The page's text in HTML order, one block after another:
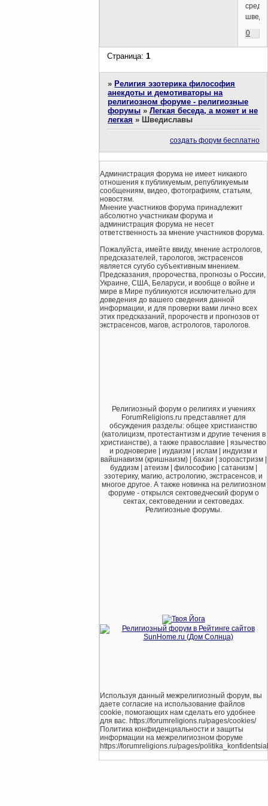
среди
0
Страница:1
»Религия эзотерика философия
анекдоты и демотиваторы на
религиозном форуме - религиозные
форумы »Легкая беседа, а может и не
легкая »Шведиславы
создать форум бесплатно
Администрация форума не имеет никакого
отношения к публикуемым, републикуемым
сообщениям, видео, фотографиям, статьям,
новостям.
Мнение участников форума принадлежит
абсолютно участникам форума и
администрация форума не несет
ответственность за мнение участников форума.
Пожалуйста, имейте ввиду, мнение астрологов,
предсказателей, тарологов, экстрасенсов
является сугубо субъективным мнением.
Предсказания, пророчества, прогнозы о России,
Украине, США, Беларуси, и вообще о войне и
мире в Мире публикуются исключительно для
доведения до вашего сведения данной
информации, и для проверки вами лично всех
этих предсказаний, пророчеств и прогнозов от
экстрасенсов, магов, астрологов, тарологов.
Религиозный форум о религиях и учениях
ForumReligions.ru представляет для
обсуждения разделы: общее христианство
(католицизм, протестантизм и другие течения в
христианстве), а также православие | язычество
и родноверие | иудаизм | ислам | индуизм и
вайшнавизм (кришнаизм) | бахаи | зороастризм |
буддизм | атеизм | философию | сатанизм |
эзотерику, магию, астрологию, экстрасенсов, и
многое другое. А также новинка на религиозном
форуме - открылся сектоведческий форум о
сектах, сектоведении и сектоведах.
Религиозные форумы.
Используя данный межрелигиозный форум, вы
даете согласие на использование файлов
cookie, помогающих нам сделать его удобнее
для вас. https://forumreligions.ru/pages/cookies/
Политика конфиденциальности и защиты
информации на межрелигиозном форуме
https://forumreligions.ru/pages/